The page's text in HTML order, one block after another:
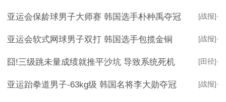
·
[战报]
亚运会保龄球男子大师赛 韩国选手朴种禹夺冠
·
[战报]
亚运会软式网球男子双打 韩国选手包揽金铜
·
[田径]
囧!三级跳未量成绩就推平沙坑 导致系统死机
·
[战报]
亚运跆拳道男子-63kg级 韩国名将李大勋夺冠